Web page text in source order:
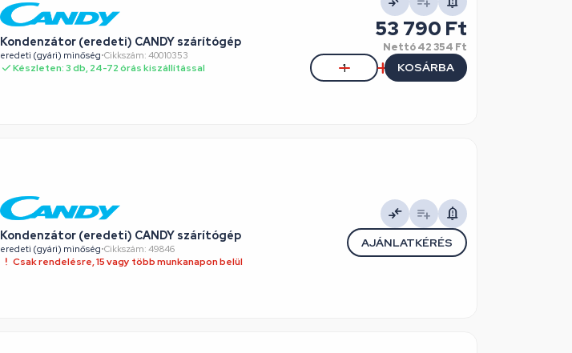
Kondenzátor (eredeti) CANDY szárítógép
eredeti (gyári) minőség•Cikkszám: 40010353
Készleten: 3 db, 24-72 órás kiszállítással
53 790 Ft
Nettó42 354 Ft
KOSÁRBA
Kondenzátor (eredeti) CANDY szárítógép
eredeti (gyári) minőség•Cikkszám: 49846
Csak rendelésre, 15 vagy több munkanapon belül
AJÁNLATKÉRÉS